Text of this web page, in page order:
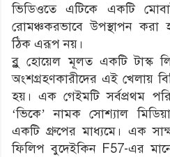
ভিডিওতে এটিকে একটি
রোমঞ্চকরভাবে উপস্থাপন করা
ঠিক এরূপ নয়।
ব্লু হোয়েল মূলত একটি টাস্ক
অংশগ্রহণকারীদের এই খেলায়
হয়। এক গেইমটি সর্বপ্রথম
‘ভিকে’ নামক সোশ্যাল
একটি গ্রুপের মাধ্যমে। এক
ফিলিপ বুদেইকিন F57-এর